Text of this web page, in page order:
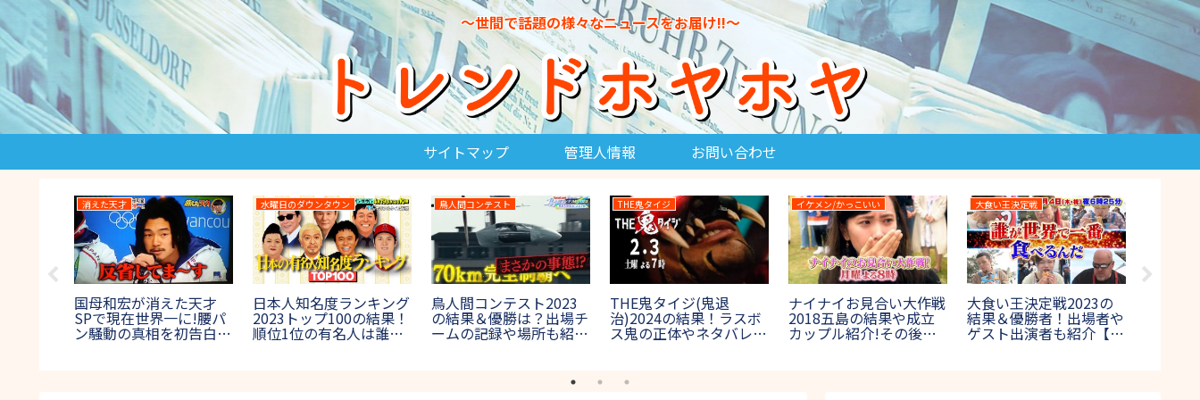
～世間で話題の様々なニュースをお届け!!～
サイトマップ 管理人情報 お問い合わせ
消えた天才
国母和宏が消えた天才
SPで現在世界一に!腰パ
ン騒動の真相を初告白!
水曜日のダウンタウン
日本人知名度ランキング
2023トップ100の結果！
順位1位の有名人は誰？
鳥人間コンテスト
鳥人間コンテスト2023
の結果＆優勝は？出場チ
ームの記録や場所も紹介
THE鬼タイジ
THE鬼タイジ(鬼退
治)2024の結果！ラスボ
ス鬼の正体やネタバレ
イケメン/かっこいい
ナイナイお見合い大作戦
2018五島の結果や成立
カップル紹介!その後結
大食い王決定戦
大食い王決定戦2023の
結果＆優勝者！出場者や
ゲスト出演者も紹介【テ